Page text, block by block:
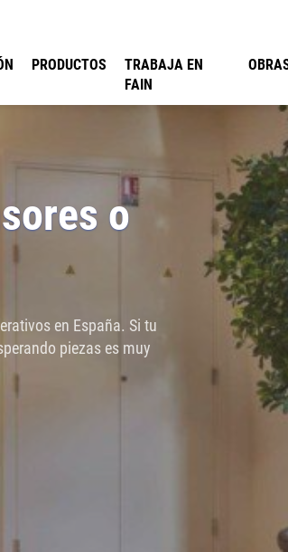
PRODUCTOS
TRABAJA EN
FAIN
o
en España. Si tu
piezas es muy